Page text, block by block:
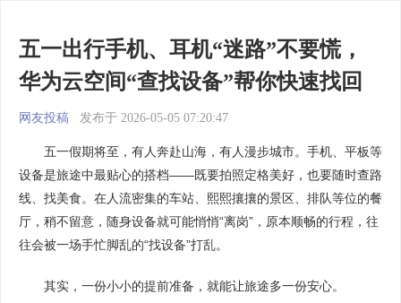
五一出行手机、耳机“迷路”不要慌，
华为云空间“查找设备”帮你快速找回
网友投稿 发布于 2026-05-05 07:20:47
五一假期将至，有人奔赴山海，有人漫步城市。手机、平板等
设备是旅途中最贴心的搭档——既要拍照定格美好，也要随时查路
线、找美食。在人流密集的车站、熙熙攘攘的景区、排队等位的餐
厅，稍不留意，随身设备就可能悄悄“离岗”，原本顺畅的行程，往
往会被一场手忙脚乱的“找设备”打乱。
其实，一份小小的提前准备，就能让旅途多一份安心。